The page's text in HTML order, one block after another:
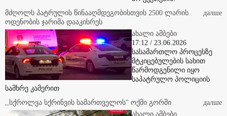
მძღოლს პატრულის წინააღმდეგობისთვის 2500 ლარის
ოდენობის ჯარიმა დააკისრეს
17:12 / 23.06.2026
სასამართლო პროცესზე
მტკიცებულების სახით
წარმოდგენილი იყო
საპატრულო პოლიციის
სამხრე კამერით
,,სქროლვა სქრინვის სამართველოს" ოქმი გორში
ახალი ამბები